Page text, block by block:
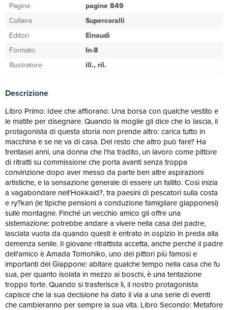
Pagine
pagine 849
Collana
Supercoralli
Editori
Einaudi
Formato
In-8
Illustratore
ill., ril.
Descrizione
Libro Primo: Idee che affiorano: Una borsa con qualche vestito e
le matite per disegnare. Quando la moglie gli dice che lo lascia, il
protagonista di questa storia non prende altro: carica tutto in
macchina e se ne va di casa. Del resto che altro può fare? Ha
trentasei anni, una donna che l'ha tradito, un lavoro come pittore
di ritratti su commissione che porta avanti senza troppa
convinzione dopo aver messo da parte ben altre aspirazioni
artistiche, e la sensazione generale di essere un fallito. Così inizia
a vagabondare nell'Hokkaid?, tra paesini di pescatori sulla costa
e ry?kan (le tipiche pensioni a conduzione famigliare giapponesi)
sulle montagne. Finché un vecchio amico gli offre una
sistemazione: potrebbe andare a vivere nella casa del padre,
lasciata vuota da quando questi è entrato in ospizio in preda alla
demenza senile. Il giovane ritrattista accetta, anche perché il padre
dell'amico è Amada Tomohiko, uno dei pittori più famosi e
importanti del Giappone: abitare qualche tempo nella casa che fu
sua, per quanto isolata in mezzo ai boschi, è una tentazione
troppo forte. Quando si trasferisce lì, il nostro protagonista
capisce che la sua decisione ha dato il via a una serie di eventi
che cambieranno per sempre la sua vita. Libro Secondo: Metafore